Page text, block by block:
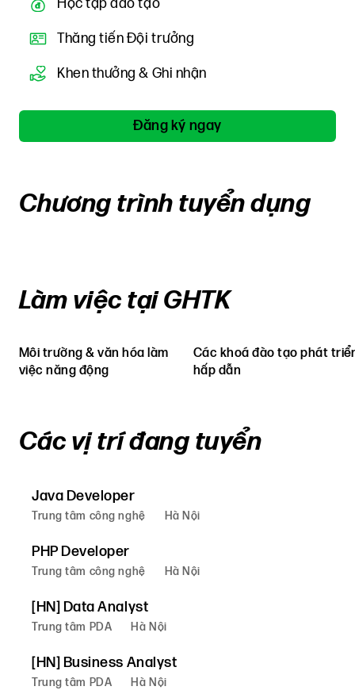
Học tập đào tạo
Thăng tiến Đội trưởng
Khen thưởng & Ghi nhận
Đăng ký ngay
Chương trình tuyển dụng
Làm việc tại GHTK
Môi trường & văn hóa làm
việc năng động
Các khoá đào tạo phát
hấp dẫn
Các vị trí đang tuyển
Java Developer
Trung tâm công nghệ Hà Nội
PHP Developer
Trung tâm công nghệ Hà Nội
[HN] Data Analyst
Trung tâm PDA Hà Nội
[HN] Business Analyst
Trung tâm PDA Hà Nội